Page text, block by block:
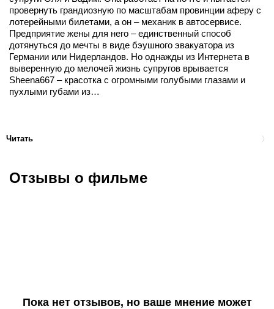
провернуть грандиозную по масштабам провинции аферу с
лотерейными билетами, а он – механик в автосервисе.
Предприятие жены для него – единственный способ
дотянуться до мечты в виде бэушного эвакуатора из
Германии или Нидерландов. Но однажды из Интернета в
выверенную до мелочей жизнь супругов врывается
Sheena667 – красотка с огромными голубыми глазами и
пухлыми губами из…
Читать
Отзывы о фильме
Пока нет отзывов, но ваше мнение может